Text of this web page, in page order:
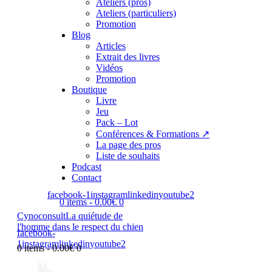
Ateliers (pros)
Ateliers (particuliers)
Promotion
Blog
Articles
Extrait des livres
Vidéos
Promotion
Boutique
Livre
Jeu
Pack – Lot
Conférences & Formations ↗︎
La page des pros
Liste de souhaits
Podcast
Contact
facebook-1instagramlinkedinyoutube2
0 items - 0.00€ 0
CynoconsultLa quiétude de
l'homme dans le respect du chien
facebook-
1instagramlinkedinyoutube2
0 items - 0.00€ 0